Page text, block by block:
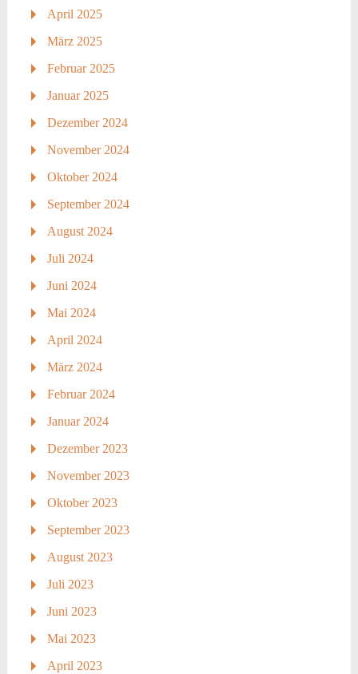
April 2025
März 2025
Februar 2025
Januar 2025
Dezember 2024
November 2024
Oktober 2024
September 2024
August 2024
Juli 2024
Juni 2024
Mai 2024
April 2024
März 2024
Februar 2024
Januar 2024
Dezember 2023
November 2023
Oktober 2023
September 2023
August 2023
Juli 2023
Juni 2023
Mai 2023
April 2023